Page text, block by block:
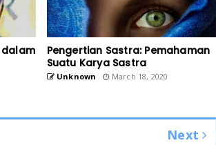
dalam
Pengertian Sastra: Pemahaman
Suatu Karya Sastra
Unknown March 18, 2020
Next